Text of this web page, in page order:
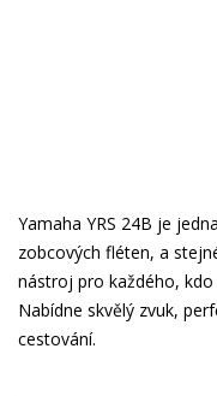
Yamaha YRS 24B je
zobcových fléten, a
nástroj pro každého,
Nabídne skvělý zvuk,
cestování.